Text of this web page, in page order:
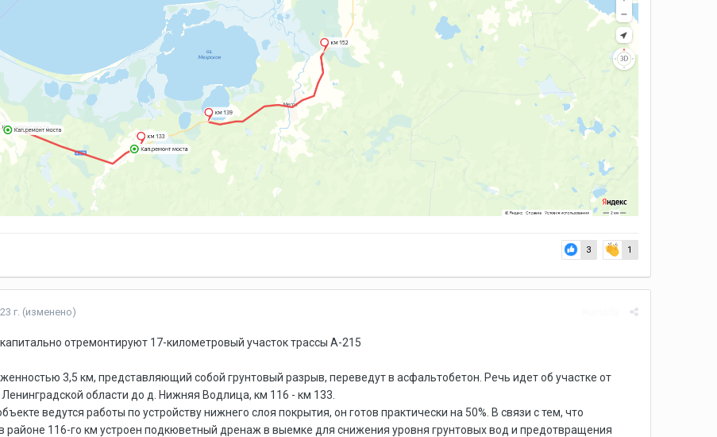
3 1
г. (изменено)
отремонтируют 17-километровый участок трассы А-215
3,5 км, представляющий собой грунтовый разрыв, переведут в асфальтобетон. Речь идет об участке от
области до д. Нижняя Водлица, км 116 - км 133.
ведутся работы по устройству нижнего слоя покрытия, он готов практически на 50%. В связи с тем, что
районе 116-го км устроен подкюветный дренаж в выемке для снижения уровня грунтовых вод и предотвращения